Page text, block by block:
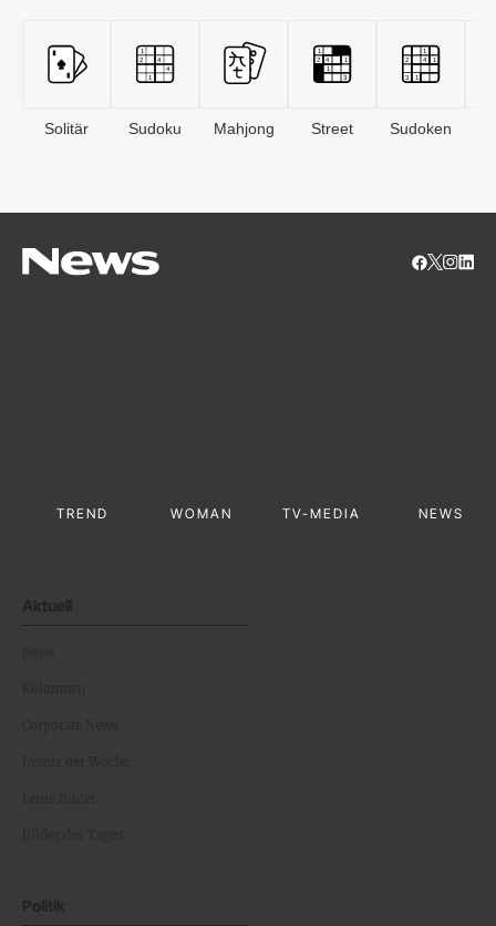
Solitär Sudoku Mahjong Street Sudoken
TREND WOMAN TV-MEDIA NEWS